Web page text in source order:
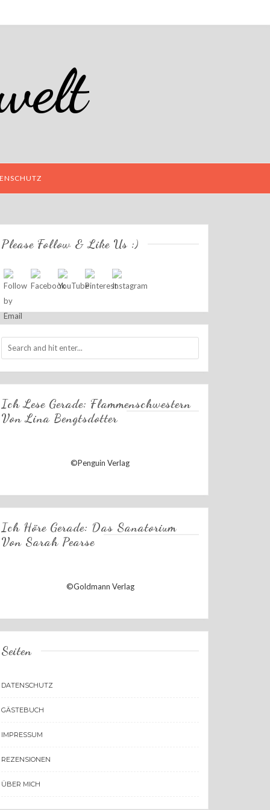
Please Follow & Like Us :)
Ich Lese Gerade: Flammenschwestern
Von Lina Bengtsdotter
©Penguin Verlag
Ich Höre Gerade: Das Sanatorium
Von Sarah Pearse
©Goldmann Verlag
Seiten
DATENSCHUTZ
GÄSTEBUCH
IMPRESSUM
REZENSIONEN
ÜBER MICH